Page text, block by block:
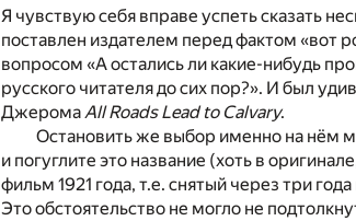
Я чувствую себя вправе успеть сказать
поставлен издателем перед фактом «вот
вопросом «А остались ли какие-нибудь
русского читателя до сих пор?». И был
ДжеромаAll Roads Lead to Calvary.
Остановить же выбор именно на нём
и погуглите это название (хоть в
фильм 1921 года, т.е. снятый через три
Это обстоятельство не могло не